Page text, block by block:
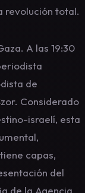
revolución total.
A las 19:30
de
Considerado
israelí, esta
capas,
del
de la Agencia